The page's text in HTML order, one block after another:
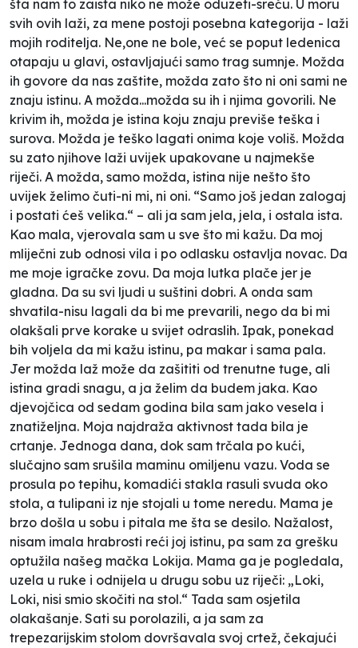
šta nam to zaista niko ne može oduzeti-sreću. U moru
svih ovih laži, za mene postoji posebna kategorija - laži
mojih roditelja. Ne,one ne bole, već se poput ledenica
otapaju u glavi, ostavljajući samo trag sumnje. Možda
ih govore da nas zaštite, možda zato što ni oni sami ne
znaju istinu. A možda...možda su ih i njima govorili. Ne
krivim ih, možda je istina koju znaju previše teška i
surova. Možda je teško lagati onima koje voliš. Možda
su zato njihove laži uvijek upakovane u najmekše
riječi. A možda, samo možda, istina nije nešto što
uvijek želimo čuti-ni mi, ni oni. “Samo još jedan zalogaj
i postati ćeš velika.“ – ali ja sam jela, jela, i ostala ista.
Kao mala, vjerovala sam u sve što mi kažu. Da moj
mliječni zub odnosi vila i po odlasku ostavlja novac. Da
me moje igračke zovu. Da moja lutka plače jer je
gladna. Da su svi ljudi u suštini dobri. A onda sam
shvatila-nisu lagali da bi me prevarili, nego da bi mi
olakšali prve korake u svijet odraslih. Ipak, ponekad
bih voljela da mi kažu istinu, pa makar i sama pala.
Jer možda laž može da zašititi od trenutne tuge, ali
istina gradi snagu, a ja želim da budem jaka. Kao
djevojčica od sedam godina bila sam jako vesela i
znatiželjna. Moja najdraža aktivnost tada bila je
crtanje. Jednoga dana, dok sam trčala po kući,
slučajno sam srušila maminu omiljenu vazu. Voda se
prosula po tepihu, komadići stakla rasuli svuda oko
stola, a tulipani iz nje stojali u tome neredu. Mama je
brzo došla u sobu i pitala me šta se desilo. Nažalost,
nisam imala hrabrosti reći joj istinu, pa sam za grešku
optužila našeg mačka Lokija. Mama ga je pogledala,
uzela u ruke i odnijela u drugu sobu uz riječi: „Loki,
Loki, nisi smio skočiti na stol.“ Tada sam osjetila
olakašanje. Sati su porolazili, a ja sam za
trepezarijskim stolom dovršavala svoj crtež, čekajući